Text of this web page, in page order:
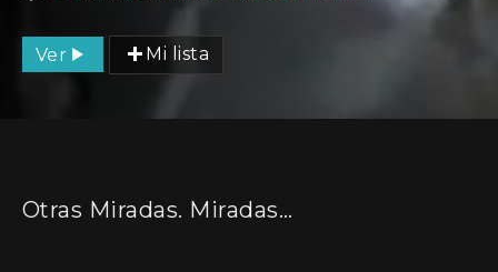
Ver Mi lista
Otras Miradas. Miradas Emergentes